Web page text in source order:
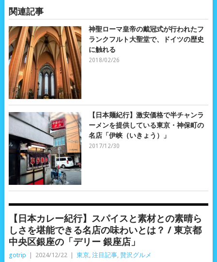
関連記事
神聖ローマ皇帝の戴冠式が行われたフ
ランクフルト大聖堂で、ドイツの歴史
に触れる
2018/02/26
【日本麺紀行】激安価格で半チャンラ
ーメンを提供している東京・神保町の
名店「伊峡（いきょう）」
2017/12/30
【日本カレー紀行】スパイスと素材との素晴ら
しさを堪能できる名店の味わいとは？ / 東京都
中央区銀座の「デリー 銀座店」
gotrip 2024/12/22 東京, 注目記事, 贅沢グルメ